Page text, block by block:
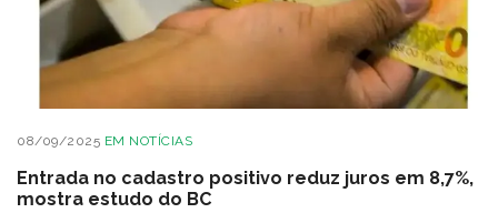
08/09/2025 EM NOTÍCIAS
Entrada no cadastro positivo reduz juros em 8,7%,
mostra estudo do BC